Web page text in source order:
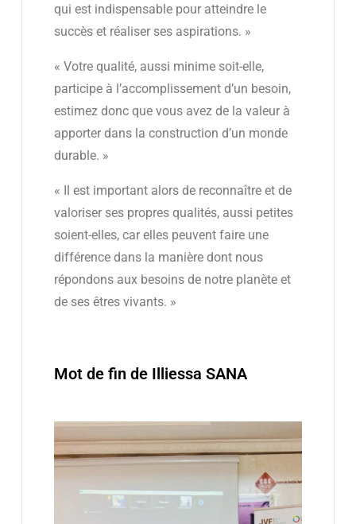
qui est indispensable pour atteindre le
succès et réaliser ses aspirations. »
« Votre qualité, aussi minime soit-elle,
participe à l’accomplissement d’un besoin,
estimez donc que vous avez de la valeur à
apporter dans la construction d’un monde
durable. »
« Il est important alors de reconnaître et de
valoriser ses propres qualités, aussi petites
soient-elles, car elles peuvent faire une
différence dans la manière dont nous
répondons aux besoins de notre planète et
de ses êtres vivants. »
Mot de fin de Illiessa SANA